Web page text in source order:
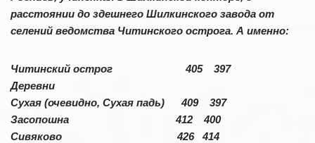
расстоянии до здешнего Шилкинского завода от
селений ведомства Читинского острога. А именно:
Читинский острог 405 397
Деревни
Сухая (очевидно, Сухая падь) 409 397
Засопошна 412 400
Сивяково 426 414